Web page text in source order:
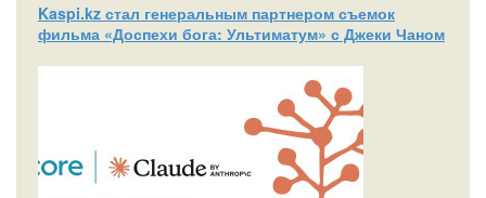
Kaspi.kz стал генеральным партнером съемок
фильма «Доспехи бога: Ультиматум» с Джеки Чаном